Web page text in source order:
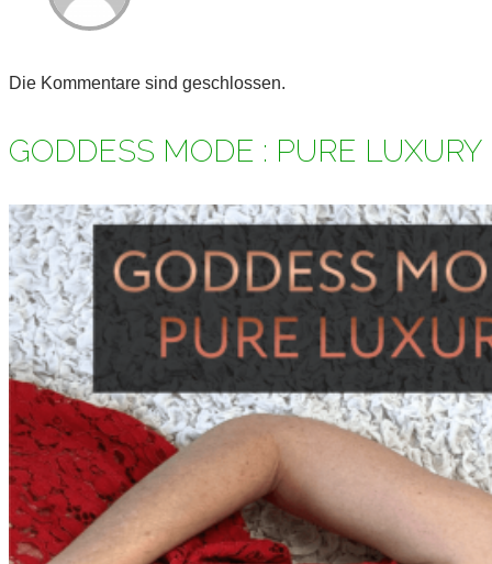
Die Kommentare sind geschlossen.
GODDESS MODE : PURE LUXURY